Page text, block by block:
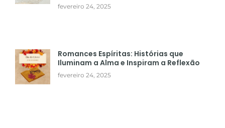
fevereiro 24, 2025
Romances Espíritas: Histórias que
Iluminam a Alma e Inspiram a Reflexão
fevereiro 24, 2025